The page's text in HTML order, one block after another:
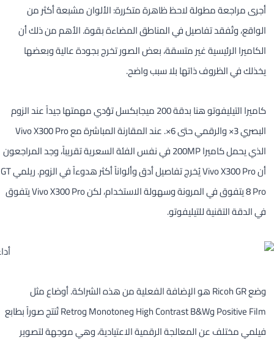
أجرى مراجعة مطولة لاحظ ظاهرة متكررة: الألوان مشبعة أكثر من
الواقع، وتُفقد تفاصيل في المناطق المضاءة بقوة. الأهم من ذلك أن
الكاميرا الرئيسية غير متسقة، بعض الصور تخرج بجودة عالية وبعضها
يخذلك في الظروف ذاتها بلا سبب واضح.
كاميرا التيليفوتو هنا بدقة 200 ميجابكسل تؤدي مهمتها جيداً عند الزوم
البصري 3× والرقمي حتى 6×. عند المقارنة المباشرة مع Vivo X300 Pro
الذي يحمل كاميرا 200MP في نفس الفئة السعرية تقريباً، وجد المراجعون
أن Vivo X300 Pro يُخرج تفاصيل أدق وألواناً أكثر هدوءاً في الزوم. ريلمي GT
8 Pro يتفوق في المرونة وسهولة الاستخدام، لكن Vivo X300 Pro يتفوق
في الدقة التقنية للتيليفوتو.
وضع Ricoh GR هو الإضافة الفعلية من هذه الشراكة. أوضاع مثل
Positive Film وHigh Contrast B&W وMonotone وRetro تُنتج صوراً بطابع
فيلمي مختلف عن المعالجة الرقمية الاعتيادية، وهي موجهة لتصوير